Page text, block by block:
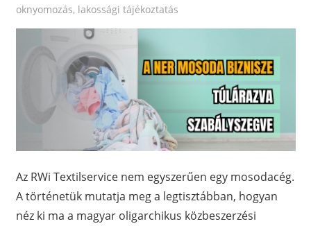
oknyomozás, lakossági tájékoztatás
Az RWi Textilservice nem egyszerűen egy mosodacég.
A történetük mutatja meg a legtisztábban, hogyan
néz ki ma a magyar oligarchikus közbeszerzési